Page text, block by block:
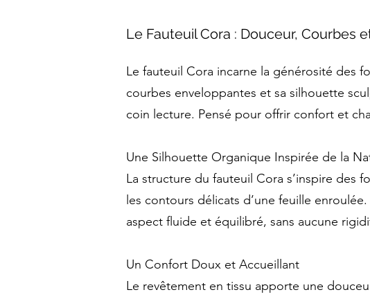
Le Fauteuil Cora : Douceur, Courbes
Le fauteuil Cora incarne la générosité des
courbes enveloppantes et sa silhouette
coin lecture. Pensé pour offrir confort et
Une Silhouette Organique Inspirée de la
La structure du fauteuil Cora s’inspire des
les contours délicats d’une feuille
aspect fluide et équilibré, sans aucune
Un Confort Doux et Accueillant
Le revêtement en tissu apporte une